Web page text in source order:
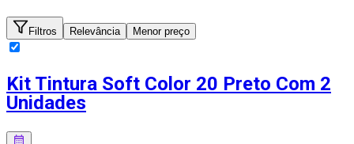
Filtros Relevância Menor preço
Kit Tintura Soft Color 20 Preto Com 2
Unidades